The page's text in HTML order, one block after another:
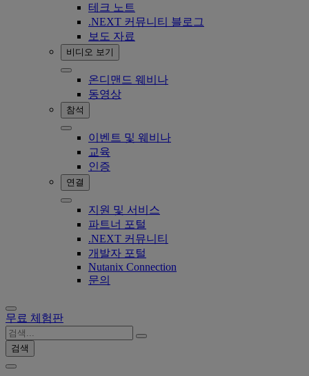
테크 노트
.NEXT 커뮤니티 블로그
보도 자료
비디오 보기
온디맨드 웨비나
동영상
참석
이벤트 및 웨비나
교육
인증
연결
지원 및 서비스
파트너 포털
.NEXT 커뮤니티
개발자 포털
Nutanix Connection
문의
무료 체험판
검색